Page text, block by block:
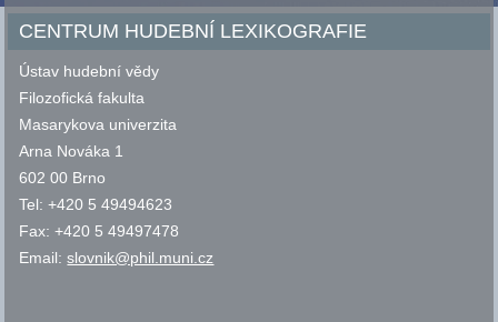
CENTRUM HUDEBNÍ LEXIKOGRAFIE
Ústav hudební vědy
Filozofická fakulta
Masarykova univerzita
Arna Nováka 1
602 00 Brno
Tel: +420 5 49494623
Fax: +420 5 49497478
Email:slovnik@phil.muni.cz